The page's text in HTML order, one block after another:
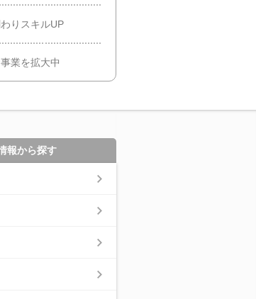
りスキルUP
業を拡大中
報から探す